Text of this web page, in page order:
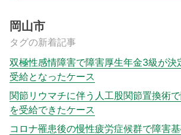
岡山市
タグの新着記事
双極性感情障害で障害厚生年金3級が決
受給となったケース
関節リウマチに伴う人工股関節置換術
を受給できたケース
コロナ罹患後の慢性疲労症候群で障害